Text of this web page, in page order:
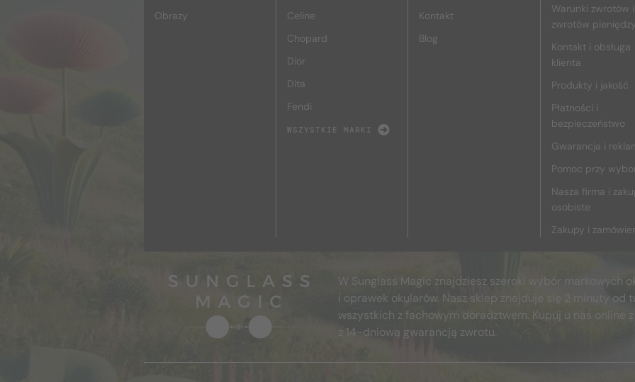
Obrazy
Celine
Chopard
Dior
Dita
Fendi
WSZYSTKIE MARKI
Kontakt
Blog
Warunki zwrotów i
zwrotów
Kontakt i obsługa
klienta
Produkty i jakość
Płatności i
bezpieczeństwo
Gwarancja i
Pomoc przy
Nasza firma i
osobiste
Zakupy i
W Sunglass Magic znajdziesz szeroki wybór markowych
i oprawek okularów. Nasz sklep znajduje się 2 minuty od
wszystkich z fachowym doradztwem. Kupuj u nas online
z 14-dniową gwarancją zwrotu.